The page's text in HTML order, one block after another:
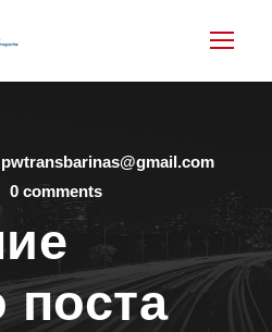
pwtransbarinas@gmail.com
0 comments
поста